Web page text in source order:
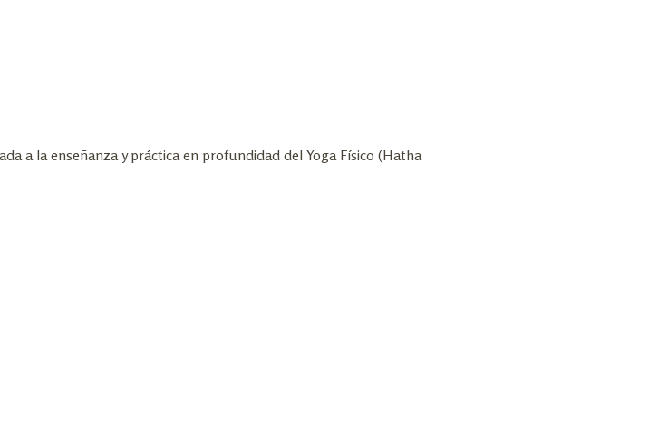
a la enseñanza y práctica en profundidad del Yoga Físico (Hatha